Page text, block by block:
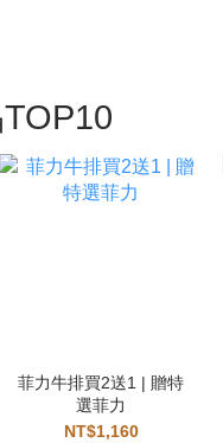
菲力牛排買2送1 | 贈特
選菲力
NT$1,160